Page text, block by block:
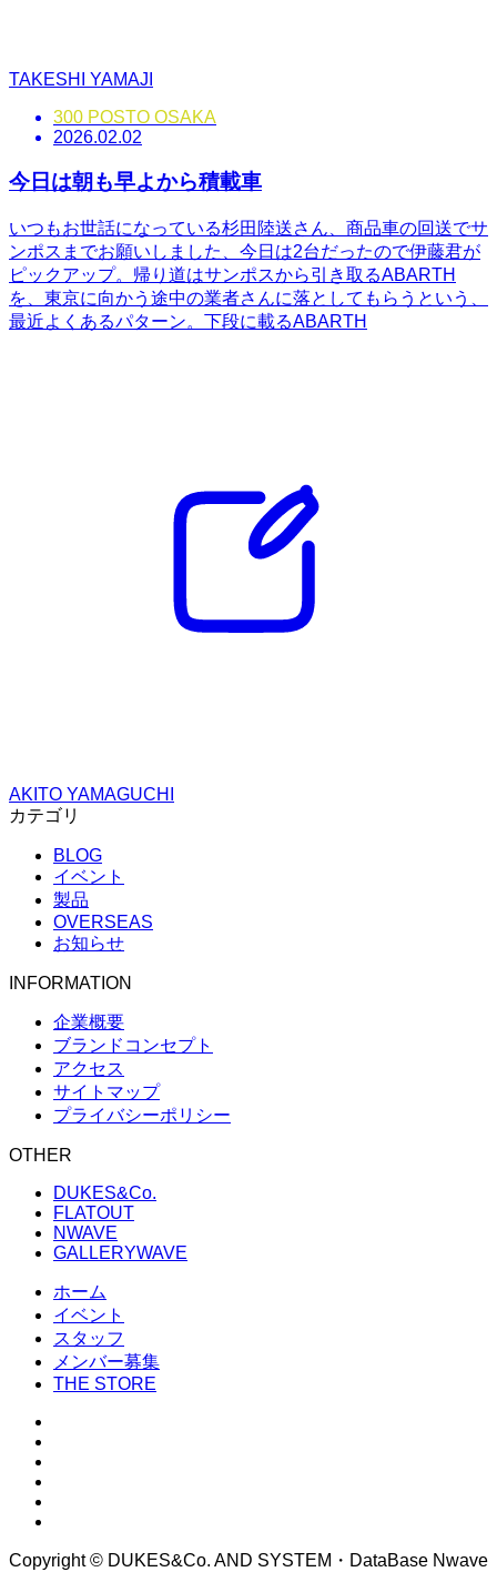
TAKESHI YAMAJI
300 POSTO OSAKA
2026.02.02
今日は朝も早よから積載車
いつもお世話になっている杉田陸送さん、商品車の回送でサ
ンポスまでお願いしました、今日は2台だったので伊藤君が
ピックアップ。帰り道はサンポスから引き取るABARTH
を、東京に向かう途中の業者さんに落としてもらうという、
最近よくあるパターン。下段に載るABARTH
AKITO YAMAGUCHI
カテゴリ
BLOG
イベント
製品
OVERSEAS
お知らせ
INFORMATION
企業概要
ブランドコンセプト
アクセス
サイトマップ
プライバシーポリシー
OTHER
DUKES&Co.
FLATOUT
NWAVE
GALLERYWAVE
ホーム
イベント
スタッフ
メンバー募集
THE STORE
Copyright © DUKES&Co. AND SYSTEM・DataBase Nwave